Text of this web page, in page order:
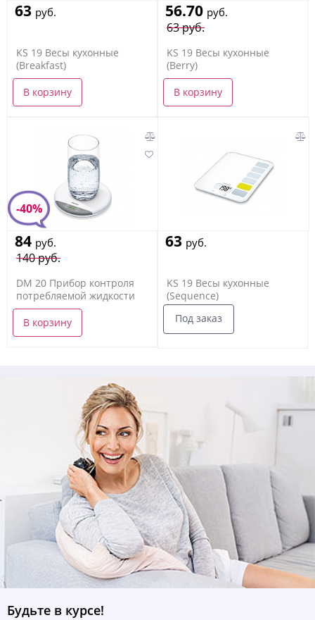
63 руб.
KS 19 Весы кухонные
(Breakfast)
В корзину
63 руб.
56.70 руб.
KS 19 Весы кухонные
(Berry)
В корзину
-40%
140 руб.
84 руб.
DM 20 Прибор контроля
потребляемой жидкости
В корзину
63 руб.
KS 19 Весы кухонные
(Sequence)
Под заказ
Будьте в курсе!